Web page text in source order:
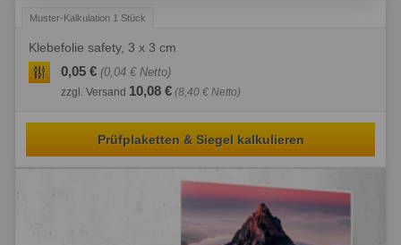
Klebefolie safety, 3 x 3 cm
0,05 € (0,04 € Netto)
zzgl. Versand 10,08 € (8,40 € Netto)
Prüfplaketten & Siegel kalkulieren